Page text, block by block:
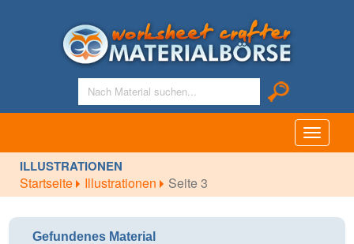
Toggle
ILLUSTRATIONEN
Startseite Illustrationen Seite 3
Gefundenes Material